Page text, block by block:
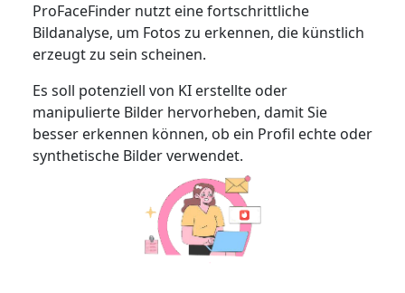
ProFaceFinder nutzt eine fortschrittliche
Bildanalyse, um Fotos zu erkennen, die künstlich
erzeugt zu sein scheinen.
Es soll potenziell von KI erstellte oder
manipulierte Bilder hervorheben, damit Sie
besser erkennen können, ob ein Profil echte oder
synthetische Bilder verwendet.